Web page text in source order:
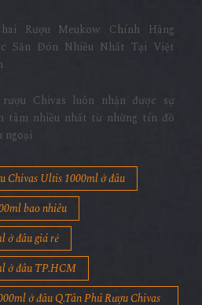
Rượu Meukow Chính Hãng
Săn Đón Nhiều Nhất Tại Việt
rượu Chivas luôn nhận được sự
tâm nhiều nhất từ những tín đồ
ngoại
Chivas Ultis 1000ml ở đâu
bao nhiêu
ở đâu giá rẻ
ở đâu TP.HCM
ở đâu Q.Tân Phú Rượu Chivas